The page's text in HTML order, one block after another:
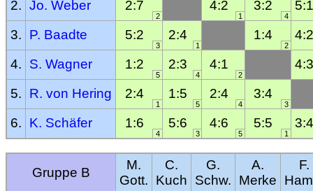
2. Jo. Weber 2:7 4:2 3:2 5:1
2 1 4
3. P. Baadte 5:2 2:4 1:4 4:2
3 1 2
4. S. Wagner 1:2 2:3 4:1 4:3
5 4 2
5. R. von Hering 2:4 1:5 2:4 3:4
1 5 4 3
6. K. Schäfer 1:6 5:6 4:6 5:5 3:4
4 3 5 1
Gruppe B
M.
Gott.
C.
Kuch
G.
Schw.
A.
Merke
F.